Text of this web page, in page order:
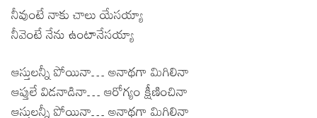
నీవుంటే నాకు చాలు యేసయ్యా
నీవెంటే నేను ఉంటానేసయ్యా
ఆస్తులన్నీ పోయినా… అనాథగా మిగిలినా
ఆప్తులే విడనాడినా… ఆరోగ్యం క్షీణించినా
ఆస్తులన్నీ పోయినా… అనాథగా మిగిలినా